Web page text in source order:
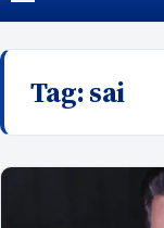
Menu
Tag:sai